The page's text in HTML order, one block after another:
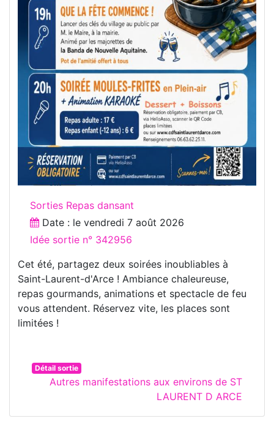
Sorties Repas dansant
Date : le vendredi 7 août 2026
Idée sortie n° 342956
Cet été, partagez deux soirées inoubliables à
Saint-Laurent-d'Arce ! Ambiance chaleureuse,
repas gourmands, animations et spectacle de feu
vous attendent. Réservez vite, les places sont
limitées !
Détail sortie
Autres manifestations aux environs de ST
LAURENT D ARCE